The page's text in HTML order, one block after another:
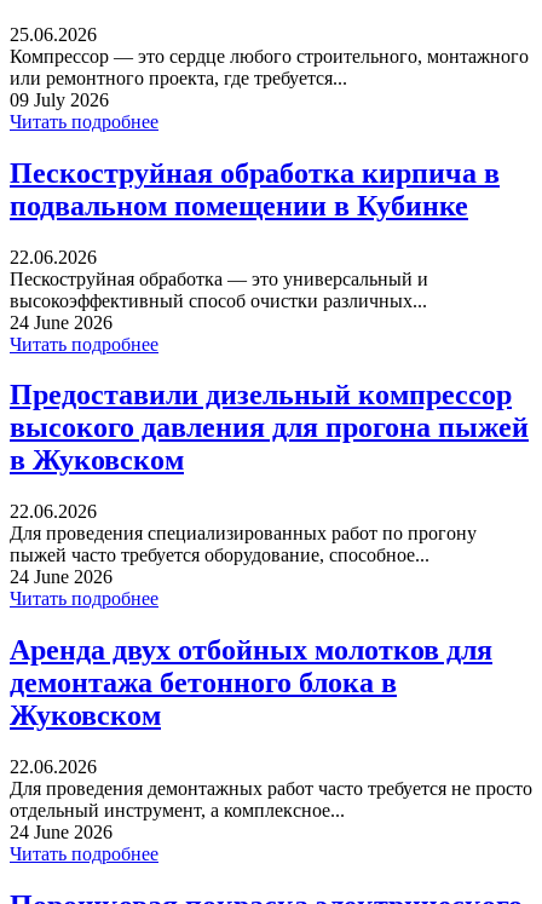
25.06.2026
Компрессор — это сердце любого строительного, монтажного
или ремонтного проекта, где требуется...
09 July 2026
Читать подробнее
Пескоструйная обработка кирпича в
подвальном помещении в Кубинке
22.06.2026
Пескоструйная обработка — это универсальный и
высокоэффективный способ очистки различных...
24 June 2026
Читать подробнее
Предоставили дизельный компрессор
высокого давления для прогона пыжей
в Жуковском
22.06.2026
Для проведения специализированных работ по прогону
пыжей часто требуется оборудование, способное...
24 June 2026
Читать подробнее
Аренда двух отбойных молотков для
демонтажа бетонного блока в
Жуковском
22.06.2026
Для проведения демонтажных работ часто требуется не просто
отдельный инструмент, а комплексное...
24 June 2026
Читать подробнее